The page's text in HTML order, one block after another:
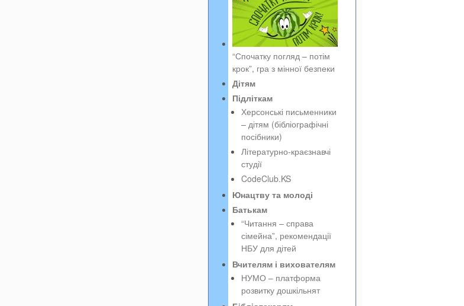
“Спочатку погляд – потім
крок”, гра з мінної безпеки
Дітям
Підліткам
Херсонські письменники
– дітям (бібліографічні
посібники)
Літературно-краєзнавчі
студії
CodeClub.KS
Юнацтву та молоді
Батькам
“Читання – справа
сімейна”, рекомендації
НБУ для дітей
Вчителям і вихователям
НУМО – платформа
розвитку дошкільнят